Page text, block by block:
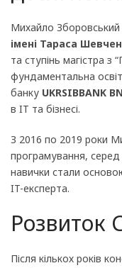
Михайло Зборовський
імені Тараса
та ступінь магістра з
фундаментальна
банку UKRSIBBANK
в IT та бізнесі.
З 2016 по 2019 роки
програмування, серед
навички стали
IT-експерта.
Розвиток
Після кількох років